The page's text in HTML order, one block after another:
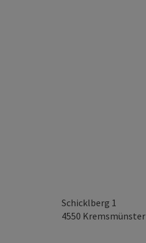
Schicklberg 1
4550 Kremsmünster